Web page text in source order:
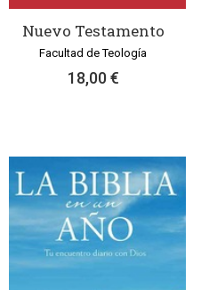
Nuevo Testamento
Facultad de Teología
18,00 €